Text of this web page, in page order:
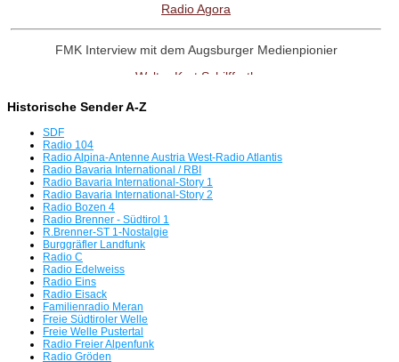
Radio Agora
FMK Interview mit dem Augsburger Medienpionier
Walter Kurt Schilffarth
Interview mit dem Radio UNO-Pionier
Tag der offenen Tür in Freimann
Radio Bavaria International plant für 8.8.26 eine Rückkehr auf
Historische Sender A-Z
SDF
Radio 104
Radio Alpina-Antenne Austria West-Radio Atlantis
Radio Bavaria International / RBI
Radio Bavaria International-Story 1
Radio Bavaria International-Story 2
Radio Bozen 4
Radio Brenner - Südtirol 1
R.Brenner-ST 1-Nostalgie
Burggräfler Landfunk
Radio C
Radio Edelweiss
Radio Eins
Radio Eisack
Familienradio Meran
Freie Südtiroler Welle
Freie Welle Pustertal
Radio Freier Alpenfunk
Radio Gröden